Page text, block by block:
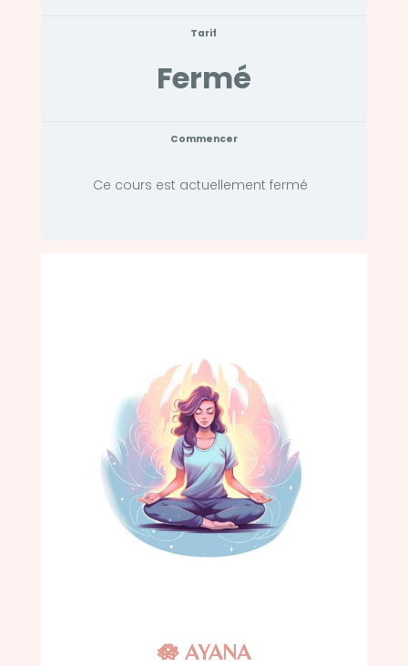
Tarif
Fermé
Commencer
Ce cours est actuellement fermé
🪷 AYANA